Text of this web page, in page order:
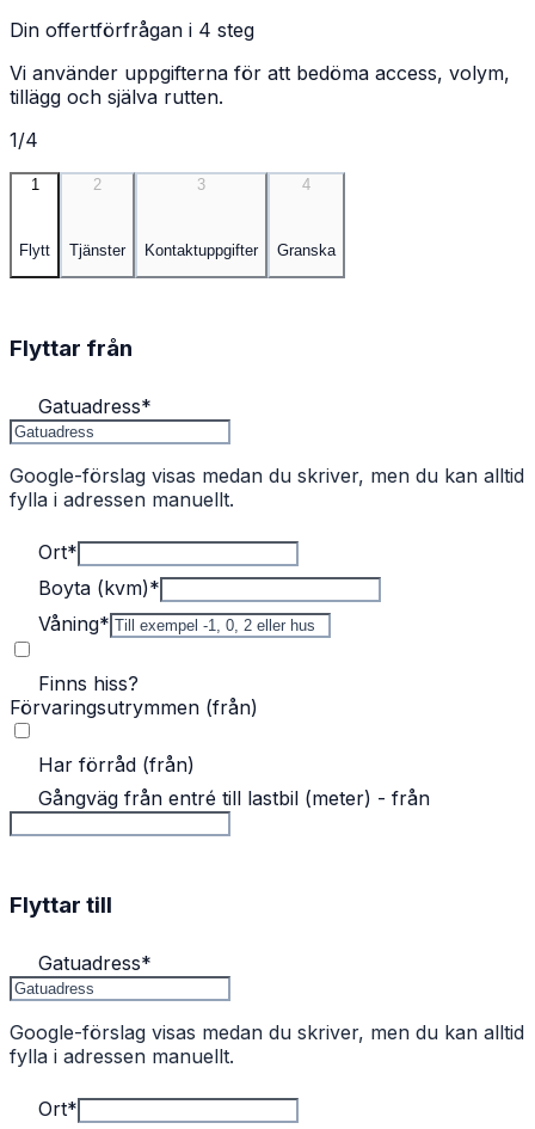
Din offertförfrågan i 4 steg
Vi använder uppgifterna för att bedöma access, volym,
tillägg och själva rutten.
1/4
1
Flytt
2
Tjänster
3
Kontaktuppgifter
4
Granska
Flyttar från
Gatuadress*
Google-förslag visas medan du skriver, men du kan alltid
fylla i adressen manuellt.
Ort*
Boyta (kvm)*
Våning*
Finns hiss?
Förvaringsutrymmen (från)
Har förråd (från)
Gångväg från entré till lastbil (meter) - från
Flyttar till
Gatuadress*
Google-förslag visas medan du skriver, men du kan alltid
fylla i adressen manuellt.
Ort*